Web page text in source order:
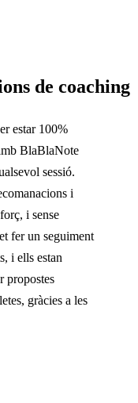
de coaching
estar 100%
BlaBlaNote
sessió.
i
i sense
fer un seguiment
i ells estan
propostes
gràcies a les